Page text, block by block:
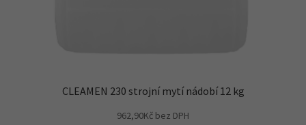
CLEAMEN 230 strojní mytí nádobí 12 kg
962,90Kč bez DPH